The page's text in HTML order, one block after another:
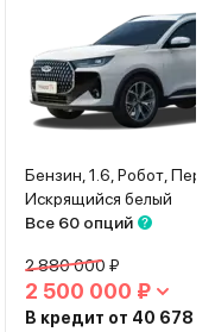
Бензин, 1.6, Робот,
Искрящийся белый
Все 60 опций
2 880 000 ₽
2 500 000 ₽
В кредит от 40 678 ₽